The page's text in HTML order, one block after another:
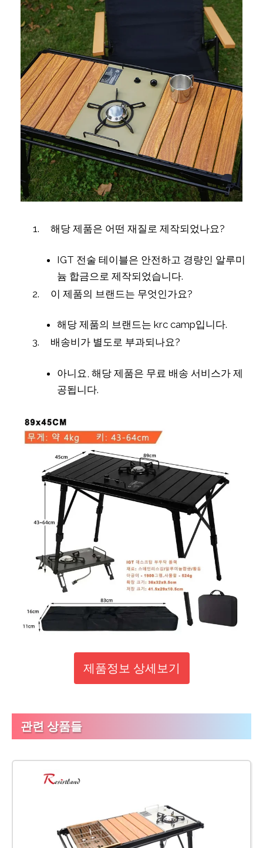
해당 제품은 어떤 재질로 제작되었나요?
IGT 전술 테이블은 안전하고 경량인 알루미
늄 합금으로 제작되었습니다.
이 제품의 브랜드는 무엇인가요?
해당 제품의 브랜드는 krc camp입니다.
배송비가 별도로 부과되나요?
아니요, 해당 제품은 무료 배송 서비스가 제
공됩니다.
제품정보 상세보기
관련 상품들